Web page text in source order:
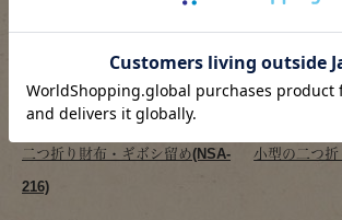
二つ折り財布・ギボシ留め(NSA-
216)
小型の二つ